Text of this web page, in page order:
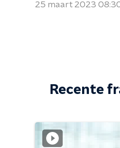
25 maart 2023
Recente